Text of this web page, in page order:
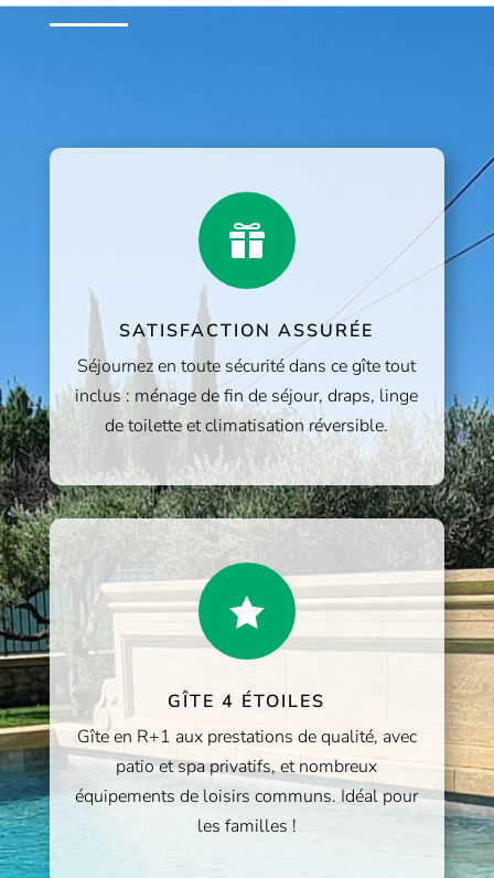

SATISFACTION ASSURÉE
Séjournez en toute sécurité dans ce gîte tout
inclus : ménage de fin de séjour, draps, linge
de toilette et climatisation réversible.

GÎTE 4 ÉTOILES
Gîte en R+1 aux prestations de qualité, avec
patio et spa privatifs, et nombreux
équipements de loisirs communs. Idéal pour
les familles !